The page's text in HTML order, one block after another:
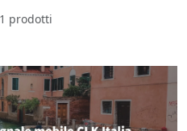
prodotti